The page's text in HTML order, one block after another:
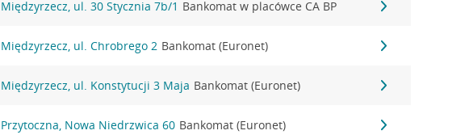
Międzyrzecz, ul. 30 Stycznia 7b/1 Bankomat w placówce CA BP
Międzyrzecz, ul. Chrobrego 2 Bankomat (Euronet)
Międzyrzecz, ul. Konstytucji 3 Maja Bankomat (Euronet)
Przytoczna, Nowa Niedrzwica 60 Bankomat (Euronet)